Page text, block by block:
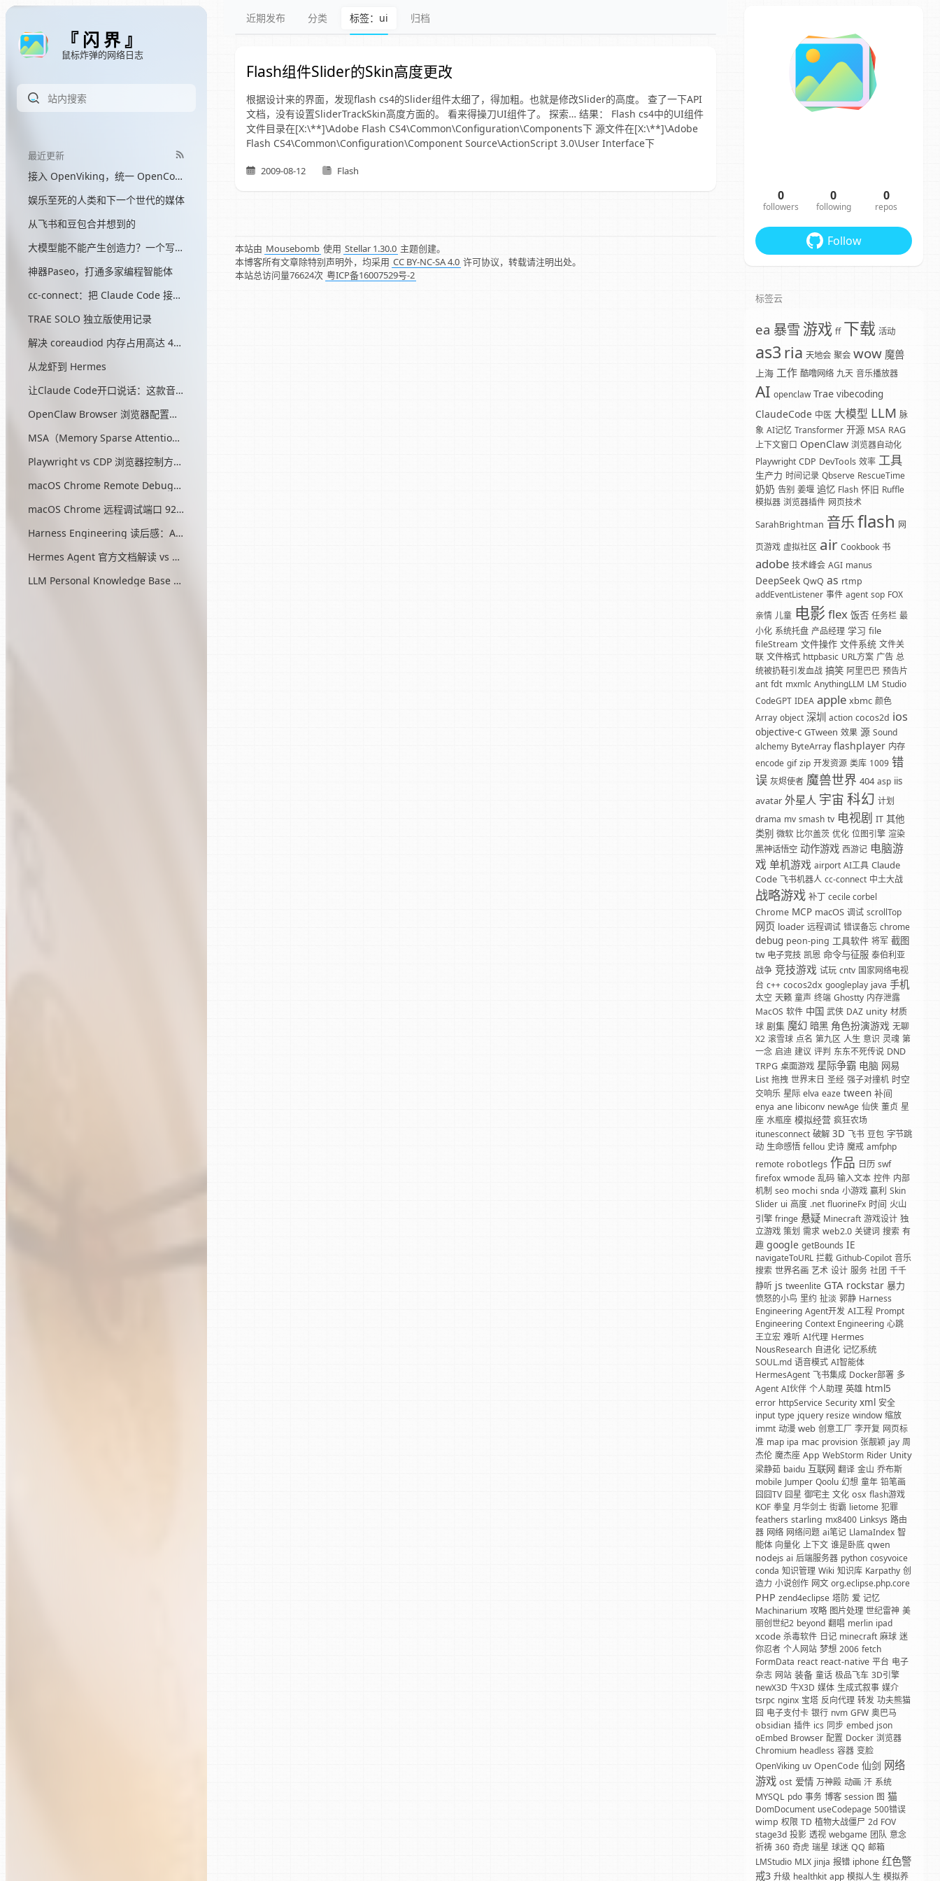
『 闪 界 』
鼠标炸弹的网络日志
最近更新
接入 OpenViking，统一 OpenCode 和 Hermes 的记忆
娱乐至死的人类和下一个世代的媒体
从飞书和豆包合并想到的
大模型能不能产生创造力？一个写了三个月网文的程序员的答案
神器Paseo，打通多家编程智能体
cc-connect：把 Claude Code 接入飞书
TRAE SOLO 独立版使用记录
解决 coreaudiod 内存占用高达 45G 的问题
从龙虾到 Hermes
让Claude Code开口说话：这款音效插件让我把编程玩成了游戏
OpenClaw Browser 浏览器配置指南
MSA（Memory Sparse Attention）— 突破 AI 记忆瓶颈的开源方案
Playwright vs CDP 浏览器控制方式对比
macOS Chrome Remote Debugging 配置
macOS Chrome 远程调试端口 9222 启动问题与最终解决方案
Harness Engineering 读后感：AI工程的第三次范式转移
Hermes Agent 官方文档解读 vs OpenClaw
LLM Personal Knowledge Base Pattern (Karpathy)
近期发布 分类 标签：ui 归档
Flash组件Slider的Skin高度更改
根据设计来的界面，发现flash cs4的Slider组件太细了，得加粗。也就是修改Slider的高度。 查了一下API
文档，没有设置SliderTrackSkin高度方面的。 看来得操刀UI组件了。 探索… 结果： Flash cs4中的UI组件
文件目录在[X:\**]\Adobe Flash CS4\Common\Configuration\Components下 源文件在[X:\**]\Adobe
Flash CS4\Common\Configuration\Component Source\ActionScript 3.0\User Interface下
2009-08-12 Flash
本站由 Mousebomb 使用 Stellar 1.30.0 主题创建。
本博客所有文章除特别声明外，均采用 CC BY-NC-SA 4.0 许可协议，转载请注明出处。
本站总访问量76624次 粤ICP备16007529号-2
0
followers
0
following
0
repos
Follow
标签云
ea 暴雪 游戏 ff 下载 活动
as3 ria 天地会 聚会 wow 魔兽
上海 工作 酷噜网络 九天 音乐播放器
AI openclaw Trae vibecoding
ClaudeCode 中医 大模型 LLM 脉
象 AI记忆 Transformer 开源 MSA RAG
上下文窗口 OpenClaw 浏览器自动化
Playwright CDP DevTools 效率 工具
生产力 时间记录 Qbserve RescueTime
奶奶 告别 姜堰 追忆 Flash 怀旧 Ruffle
模拟器 浏览器插件 网页技术
SarahBrightman 音乐flash 网
页游戏 虚拟社区 air Cookbook 书
adobe 技术峰会 AGI manus
DeepSeek QwQ as rtmp
addEventListener 事件 agent sop FOX
亲情 儿童 电影 flex 饭否 任务栏 最
小化 系统托盘 产品经理 学习 file
fileStream 文件操作 文件系统 文件关
联 文件格式 httpbasic URL方案 广告 总
统被扔鞋引发血战 搞笑 阿里巴巴 预告片
ant fdt mxmlc AnythingLLM LM Studio
CodeGPT IDEA apple xbmc 颜色
Array object 深圳 action cocos2d ios
objective-c GTween 效果 源 Sound
alchemy ByteArray flashplayer 内存
encode gif zip 开发资源 类库 1009 错
误 灰烬使者 魔兽世界 404 asp iis
avatar 外星人 宇宙 科幻 计划
drama mv smash tv 电视剧 IT 其他
类别 微软 比尔盖茨 优化 位图引擎 渲染
黑神话悟空 动作游戏 西游记 电脑游
戏 单机游戏 airport AI工具 Claude
Code 飞书机器人 cc-connect 中土大战
战略游戏 补丁 cecile corbel
Chrome MCP macOS 调试 scrollTop
网页 loader 远程调试 错误备忘 chrome
debug peon-ping 工具软件 将军 截图
tw 电子竞技 凯恩 命令与征服 泰伯利亚
战争 竞技游戏 试玩 cntv 国家网络电视
台 c++ cocos2dx googleplay java 手机
太空 天籁 童声 终端 Ghostty 内存泄露
MacOS 软件 中国 武侠 DAZ unity 材质
球 剧集 魔幻 暗黑 角色扮演游戏 无聊
X2 滚雪球 点名 第九区 人生 意识 灵魂 第
一念 启迪 建议 评判 东东不死传说 DND
TRPG 桌面游戏 星际争霸 电脑 网易
List 拖拽 世界末日 圣经 强子对撞机 时空
交响乐 星际 elva eaze tween 补间
enya ane libiconv newAge 仙侠 董贞 星
座 水瓶座 模拟经营 疯狂农场
itunesconnect 破解 3D 飞书 豆包 字节跳
动 生命感悟 fellou 史诗 魔戒 amfphp
remote robotlegs 作品 日历 swf
firefox wmode 乱码 输入文本 控件 内部
机制 seo mochi snda 小游戏 赢利 Skin
Slider ui 高度 .net fluorineFx 时间 火山
引擎 fringe 悬疑 Minecraft 游戏设计 独
立游戏 策划 需求 web2.0 关键词 搜索 有
趣 google getBounds IE
navigateToURL 拦截 Github-Copilot 音乐
搜索 世界名画 艺术 设计 服务 社团 千千
静听 js tweenlite GTA rockstar 暴力
愤怒的小鸟 里约 扯淡 郭静 Harness
Engineering Agent开发 AI工程 Prompt
Engineering Context Engineering 心跳
王立宏 难听 AI代理 Hermes
NousResearch 自进化 记忆系统
SOUL.md 语音模式 AI智能体
HermesAgent 飞书集成 Docker部署 多
Agent AI伙伴 个人助理 英雄 html5
error httpService Security xml 安全
input type jquery resize window 缩放
immt 动漫 web 创意工厂 李开复 网页标
准 map ipa mac provision 张靓颖 jay 周
杰伦 魔杰座 App WebStorm Rider Unity
梁静茹 baidu 互联网 翻译 金山 乔布斯
mobile Jumper Qoolu 幻想 童年 铅笔画
囧囧TV 囧星 御宅主 文化 osx flash游戏
KOF 拳皇 月华剑士 街霸 lietome 犯罪
feathers starling mx8400 Linksys 路由
器 网络 网络问题 ai笔记 LlamaIndex 智
能体 向量化 上下文 谁是卧底 qwen
nodejs ai 后端服务器 python cosyvoice
conda 知识管理 Wiki 知识库 Karpathy 创
造力 小说创作 网文 org.eclipse.php.core
PHP zend4eclipse 塔防 爱 记忆
Machinarium 攻略 图片处理 世纪雷神 美
丽创世纪2 beyond 翻唱 merlin ipad
xcode 杀毒软件 日记 minecraft 麻球 迷
你忍者 个人网站 梦想 2006 fetch
FormData react react-native 平台 电子
杂志 网站 装备 童话 极品飞车 3D引擎
newX3D 牛X3D 媒体 生成式叙事 媒介
tsrpc nginx 宝塔 反向代理 转发 功夫熊猫
囧 电子支付卡 银行 nvm GFW 奥巴马
obsidian 插件 ics 同步 embed json
oEmbed Browser 配置 Docker 浏览器
Chromium headless 容器 变脸
OpenViking uv OpenCode 仙剑 网络
游戏 ost 爱情 万神殿 动画 汗 系统
MYSQL pdo 事务 博客 session 图 猫
DomDocument useCodepage 500错误
wimp 权限 TD 植物大战僵尸 2d FOV
stage3d 投影 透视 webgame 团队 意念
祈祷 360 奇虎 瑞星 球迷 QQ 邮箱
LMStudio MLX jinja 报错 iphone 红色警
戒3 升级 healthkit app 模拟人生 模拟养